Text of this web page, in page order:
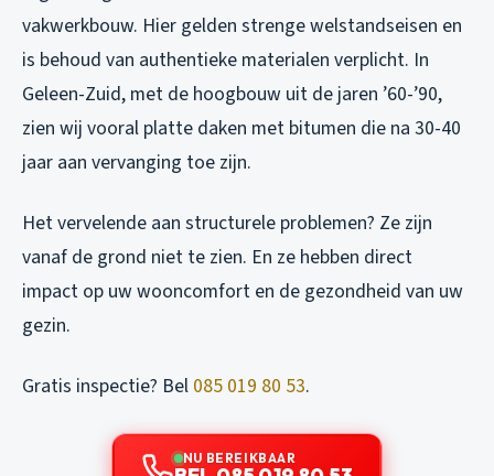
vakwerkbouw. Hier gelden strenge welstandseisen en
is behoud van authentieke materialen verplicht. In
Geleen-Zuid, met de hoogbouw uit de jaren ’60-’90,
zien wij vooral platte daken met bitumen die na 30-40
jaar aan vervanging toe zijn.
Het vervelende aan structurele problemen? Ze zijn
vanaf de grond niet te zien. En ze hebben direct
impact op uw wooncomfort en de gezondheid van uw
gezin.
Gratis inspectie? Bel 085 019 80 53.
NU BEREIKBAAR